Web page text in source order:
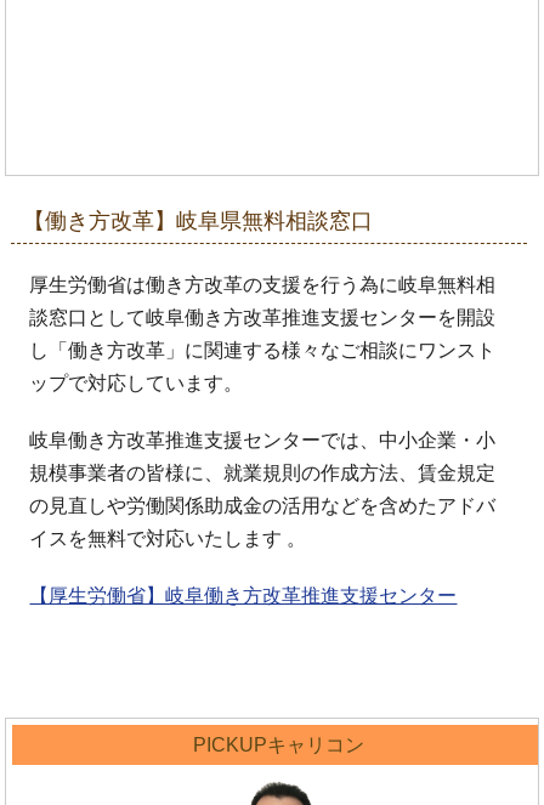
【働き方改革】岐阜県無料相談窓口
厚生労働省は働き方改革の支援を行う為に岐阜無料相
談窓口として岐阜働き方改革推進支援センターを開設
し「働き方改革」に関連する様々なご相談にワンスト
ップで対応しています。
岐阜働き方改革推進支援センターでは、中小企業・小
規模事業者の皆様に、就業規則の作成方法、賃金規定
の見直しや労働関係助成金の活用などを含めたアドバ
イスを無料で対応いたします 。
【厚生労働省】岐阜働き方改革推進支援センター
PICKUPキャリコン